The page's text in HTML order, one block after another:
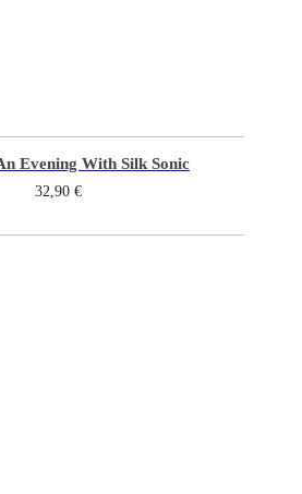
Evening With Silk Sonic
32,90 €